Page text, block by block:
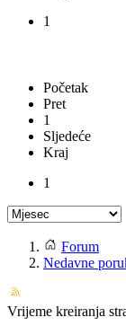
1
Početak
Pret
1
Sljedeće
Kraj
1
Forum
Nedavne
Vrijeme kreiranja